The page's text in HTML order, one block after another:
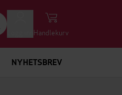
Handlekurv
NYHETSBREV